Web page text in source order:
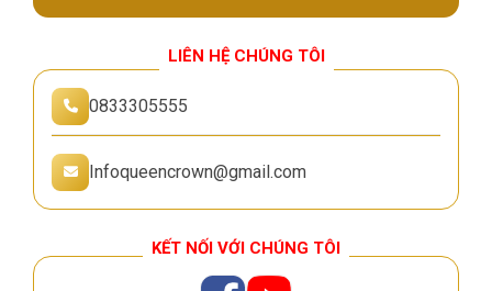
LIÊN HỆ CHÚNG TÔI
0833305555
Infoqueencrown@gmail.com
KẾT NỐI VỚI CHÚNG TÔI